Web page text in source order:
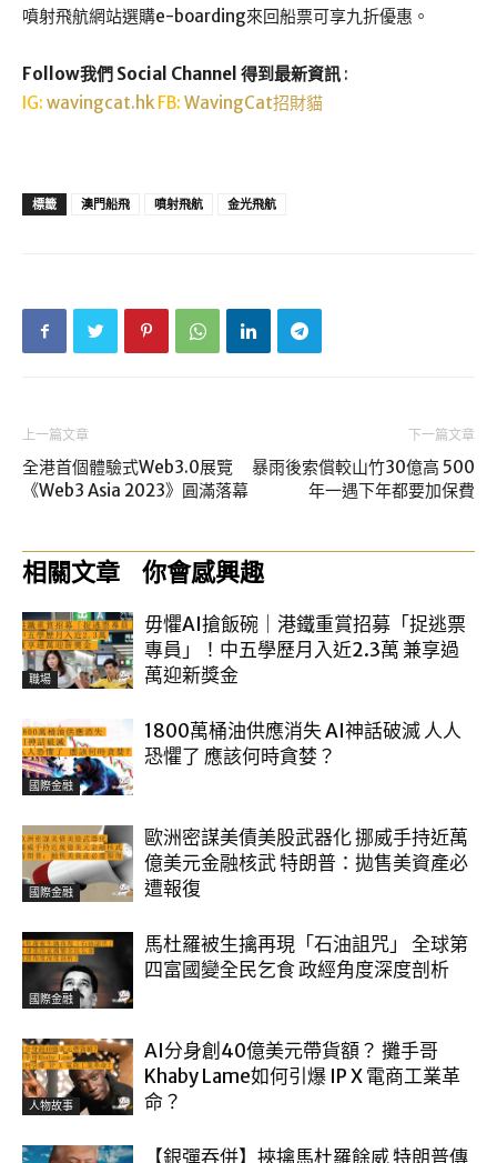
噴射飛航網站選購e-boarding來回船票可享九折優惠。
Follow我們 Social Channel 得到最新資訊 :
IG: wavingcat.hk FB: WavingCat招財貓
標籤 澳門船飛 噴射飛航 金光飛航
上一篇文章
全港首個體驗式Web3.0展覽
《Web3 Asia 2023》圓滿落幕
下一篇文章
暴雨後索償較山竹30億高 500
年一遇下年都要加保費
相關文章 你會感興趣
職場
毋懼AI搶飯碗｜港鐵重賞招募「捉逃票
專員」！中五學歷月入近2.3萬 兼享過
萬迎新獎金
國際金融
1800萬桶油供應消失 AI神話破滅 人人
恐懼了 應該何時貪婪？
國際金融
歐洲密謀美債美股武器化 挪威手持近萬
億美元金融核武 特朗普：拋售美資產必
遭報復
國際金融
馬杜羅被生擒再現「石油詛咒」 全球第
四富國變全民乞食 政經角度深度剖析
人物故事
AI分身創40億美元帶貨額？ 攤手哥
Khaby Lame如何引爆 IP X 電商工業革
命？
【銀彈吞併】挾擒馬杜羅餘威 特朗普傳